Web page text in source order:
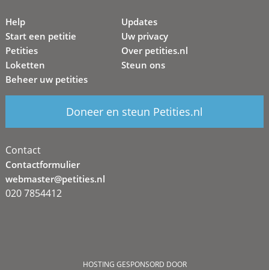
Help
Start een petitie
Petities
Loketten
Beheer uw petities
Updates
Uw privacy
Over petities.nl
Steun ons
Doneer en steun Petities.nl
Contact
Contactformulier
webmaster@petities.nl
020 7854412
HOSTING GESPONSORD DOOR